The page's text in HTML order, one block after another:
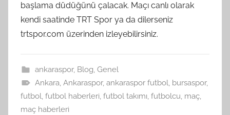
başlama düdüğünü çalacak. Maçı canlı olarak
kendi saatinde TRT Spor ya da dilerseniz
trtspor.com üzerinden izleyebilirsiniz.
ankaraspor, Blog, Genel
Ankara, Ankaraspor, ankaraspor futbol, bursaspor,
futbol, futbol haberleri, futbol takımı, futbolcu, maç,
maç haberleri